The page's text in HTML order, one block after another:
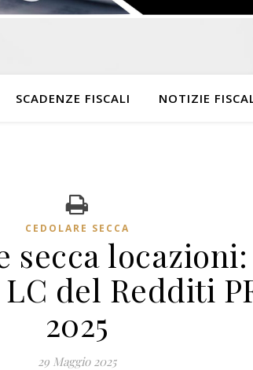
SCADENZE FISCALI NOTIZIE
CEDOLARE SECCA
secca
del Redditi
2025
29 Maggio 2025